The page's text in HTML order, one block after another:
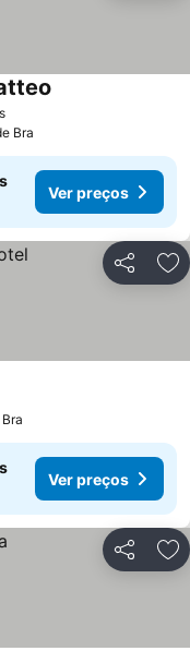
Bra
Ver preços
Partilhar
Ver preços
Partilhar